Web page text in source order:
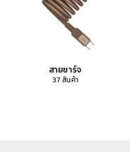
สายชาร์จ
37 สินค้า